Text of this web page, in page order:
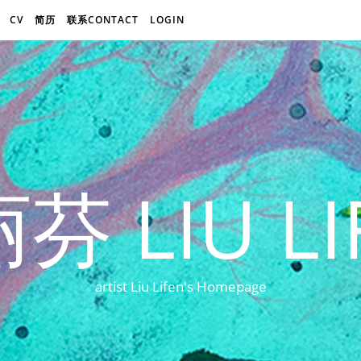
CV 简历 联系CONTACT LOGIN
芬 LIU
artist Liu Lifen's Homepage